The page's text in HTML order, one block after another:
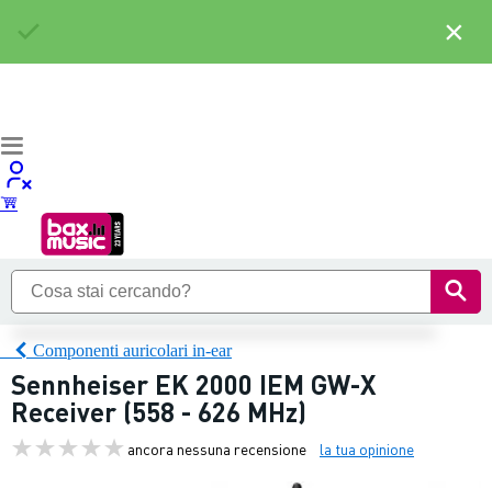
Componenti auricolari in-ear
Sennheiser EK 2000 IEM GW-X
Receiver (558 - 626 MHz)
ancora nessuna recensione la tua opinione
×